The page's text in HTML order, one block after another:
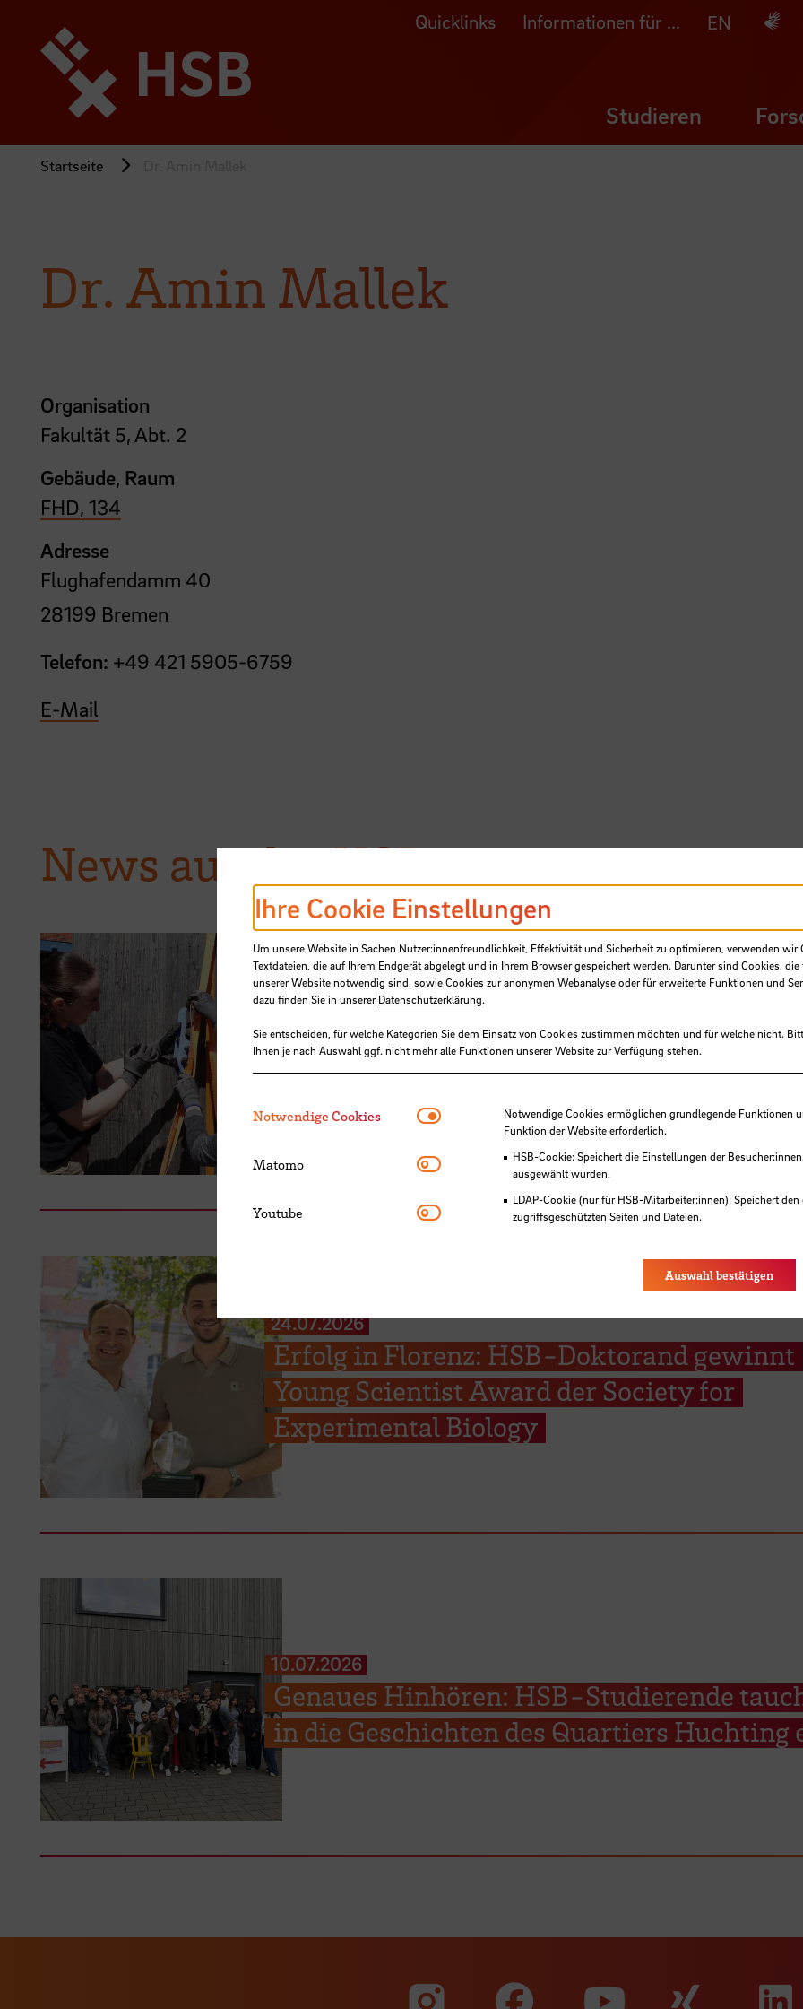
Seiteninhalt
springen
Quicklinks Informationen für ... EN
Studieren
Startseite
Dr. Amin Mallek
Organisation
Fakultät 5, Abt. 2
Gebäude, Raum
FHD, 134
Adresse
Flughafendamm 40
28199 Bremen
Telefon: +49 421 5905-6759
E-Mail
News aus der HSB
28.07.2026
Kieserling Stiftung ermöglicht 48
der Hochschule Bremen kostenlose
Zertifikatskurse zur Ladungssicherung
24.07.2026
Erfolg in Florenz: HSB-Doktorand gewinnt
Young Scientist Award der Society for
Experimental Biology
10.07.2026
Genaues Hinhören: HSB-Studierende
in die Geschichten des Quartiers Huchting
Zu unserer Zu
Ihre Cookie Einstellungen
Um unsere Website in Sachen Nutzer:innenfreundlichkeit, Effektivität und Sicherheit zu optimieren, verwenden wir
Textdateien, die auf Ihrem Endgerät abgelegt und in Ihrem Browser gespeichert werden. Darunter sind Cookies,
unserer Website notwendig sind, sowie Cookies zur anonymen Webanalyse oder für erweiterte Funktionen und
dazu finden Sie in unsererDatenschutzerklärung.
Sie entscheiden, für welche Kategorien Sie dem Einsatz von Cookies zustimmen möchten und für welche nicht.
Ihnen je nach Auswahl ggf. nicht mehr alle Funktionen unserer Website zur Verfügung stehen.
Notwendige Cookies Notwendige CookiesNotwendige Cookies ermöglichen grundlegende Funktionen
Funktion der Website erforderlich.
HSB-Cookie: Speichert die Einstellungen der
ausgewählt wurden.
LDAP-Cookie (nur für HSB-Mitarbeiter:innen): Speichert
zugriffsgeschützten Seiten und Dateien.
Matomo Matomo
Youtube Youtube
Auswahl bestätigen